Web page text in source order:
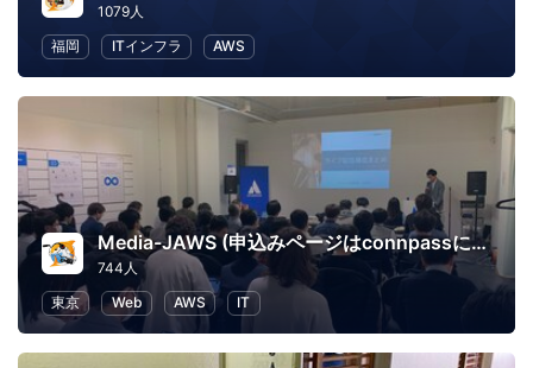
1079人
福岡
ITインフラ AWS
Media-JAWS (申込みページはconnpassに移行しました)
744人
東京
Web AWS IT